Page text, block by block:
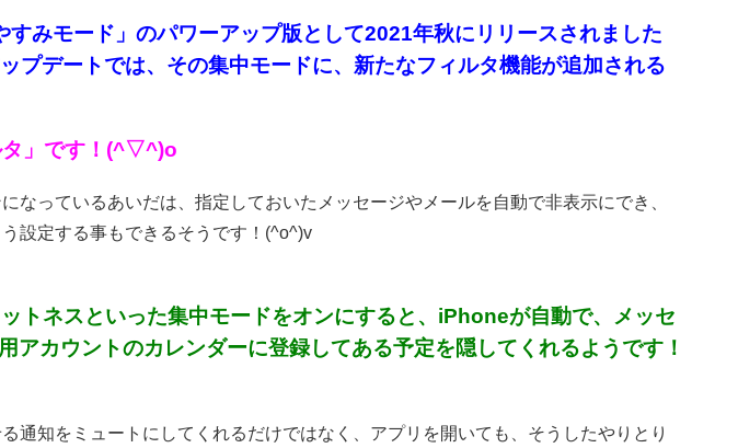
みモード」のパワーアップ版として2021年秋にリリースされました
プデートでは、その集中モードに、新たなフィルタ機能が追加される
タ」です！(^▽^)o
なっているあいだは、指定しておいたメッセージやメールを自動で非表示にでき、
設定する事もできるそうです！(^o^)v
トネスといった集中モードをオンにすると、iPhoneが自動で、メッセ
アカウントのカレンダーに登録してある予定を隠してくれるようです！
通知をミュートにしてくれるだけではなく、アプリを開いても、そうしたやりとり